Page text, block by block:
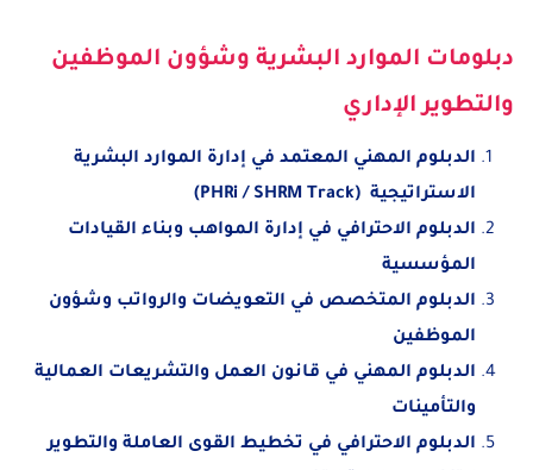
دبلومات الموارد البشرية وشؤون الموظفين
والتطوير الإداري
الدبلوم المهني المعتمد في إدارة الموارد البشرية
الاستراتيجية (PHRi / SHRM Track)
الدبلوم الاحترافي في إدارة المواهب وبناء القيادات
المؤسسية
الدبلوم المتخصص في التعويضات والرواتب وشؤون
الموظفين
الدبلوم المهني في قانون العمل والتشريعات العمالية
والتأمينات
الدبلوم الاحترافي في تخطيط القوى العاملة والتطوير